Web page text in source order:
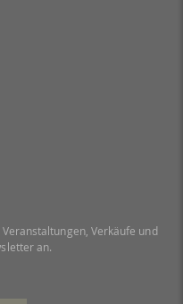
Verkäufe und
an.